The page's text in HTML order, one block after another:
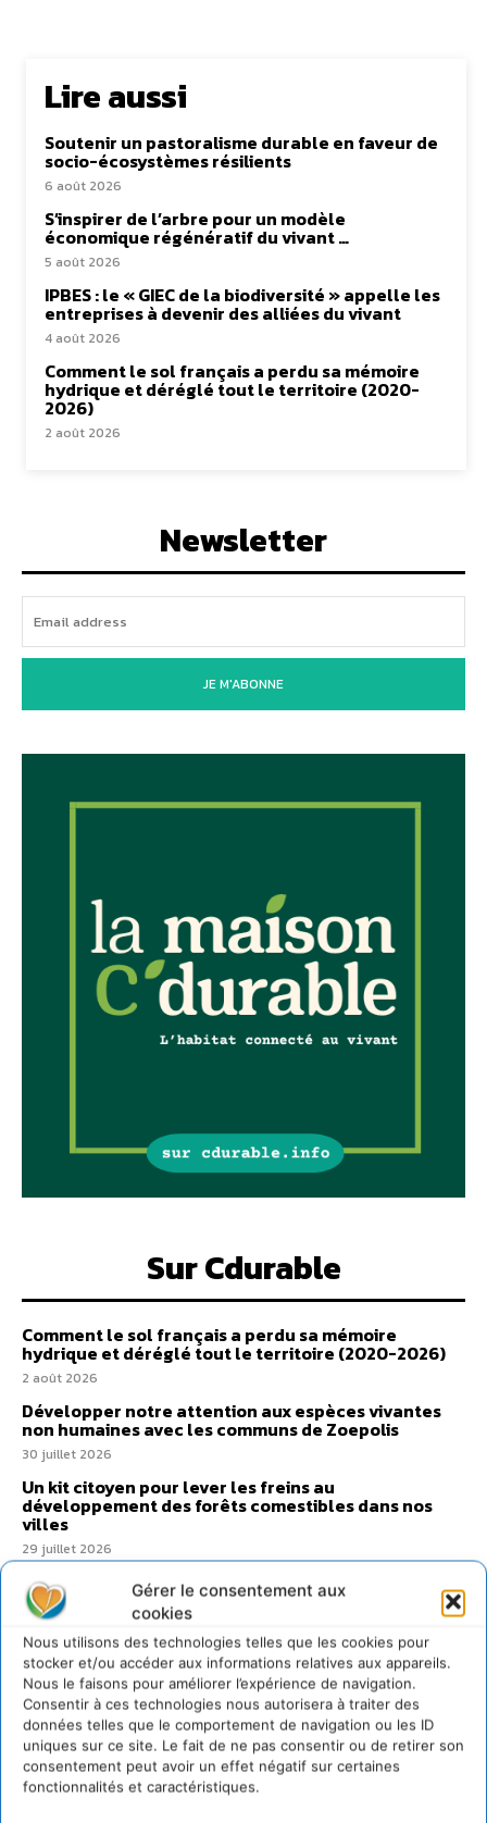
Gérer le consentement aux
cookies
Nous utilisons des technologies telles que les cookies pour
stocker et/ou accéder aux informations relatives aux appareils.
Nous le faisons pour améliorer l’expérience de navigation.
Consentir à ces technologies nous autorisera à traiter des
données telles que le comportement de navigation ou les ID
uniques sur ce site. Le fait de ne pas consentir ou de retirer son
consentement peut avoir un effet négatif sur certaines
fonctionnalités et caractéristiques.
Lire aussi
Soutenir un pastoralisme durable en faveur de
socio-écosystèmes résilients
6 août 2026
S’inspirer de l’arbre pour un modèle
économique régénératif du vivant …
5 août 2026
IPBES : le « GIEC de la biodiversité » appelle les
entreprises à devenir des alliées du vivant
4 août 2026
Comment le sol français a perdu sa mémoire
hydrique et déréglé tout le territoire (2020-
2026)
2 août 2026
Newsletter
JE M'ABONNE
Sur Cdurable
Comment le sol français a perdu sa mémoire
hydrique et déréglé tout le territoire (2020-2026)
2 août 2026
Développer notre attention aux espèces vivantes
non humaines avec les communs de Zoepolis
30 juillet 2026
Un kit citoyen pour lever les freins au
développement des forêts comestibles dans nos
villes
29 juillet 2026
L’éco-anxiété informe et l’éco-lucidité transforme
28 juillet 2026
7 indicateurs pour des villes résilientes et durables,
adaptées au changement climatique
27 juillet 2026